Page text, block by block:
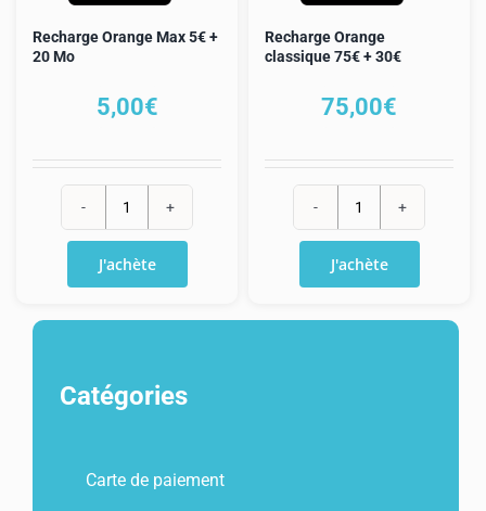
Recharge Orange Max 5€ +
20 Mo
5,00€
quantité
Recharge
+
J'achète
Recharge Orange
classique 75€ + 30€
75,00€
quantité
Recharge
J'achète
Catégories
Carte de paiement